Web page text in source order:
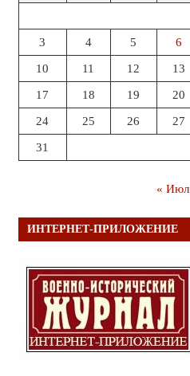
3 4 5 6
10 11 12 13
17 18 19 20
24 25 26 27
31
« Июл
ИНТЕРНЕТ-ПРИЛОЖЕНИЕ